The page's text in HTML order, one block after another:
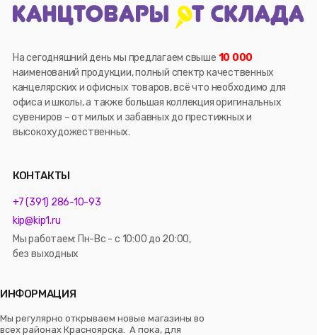
На сегодняшний день мы предлагаем свыше 10 000
наименований продукции, полный спектр качественных
канцелярских и офисных товаров, всё что необходимо для
офиса и школы, а также большая коллекция оригинальных
сувениров – от милых и забавных до престижных и
высокохудожественных.
КОНТАКТЫ
+7 (391) 286-10-93
kip@kip1.ru
Мы работаем: Пн-Вс - с 10:00 до 20:00,
без выходных
ИНФОРМАЦИЯ
Мы регулярно открываем новые магазины во
всех районах Красноярска. А пока, для